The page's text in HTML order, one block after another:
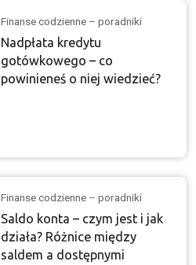
Finanse codzienne – poradniki
Nadpłata kredytu
gotówkowego – co
powinieneś o niej wiedzieć?
Finanse codzienne – poradniki
Saldo konta – czym jest i jak
działa? Różnice między
saldem a dostępnymi